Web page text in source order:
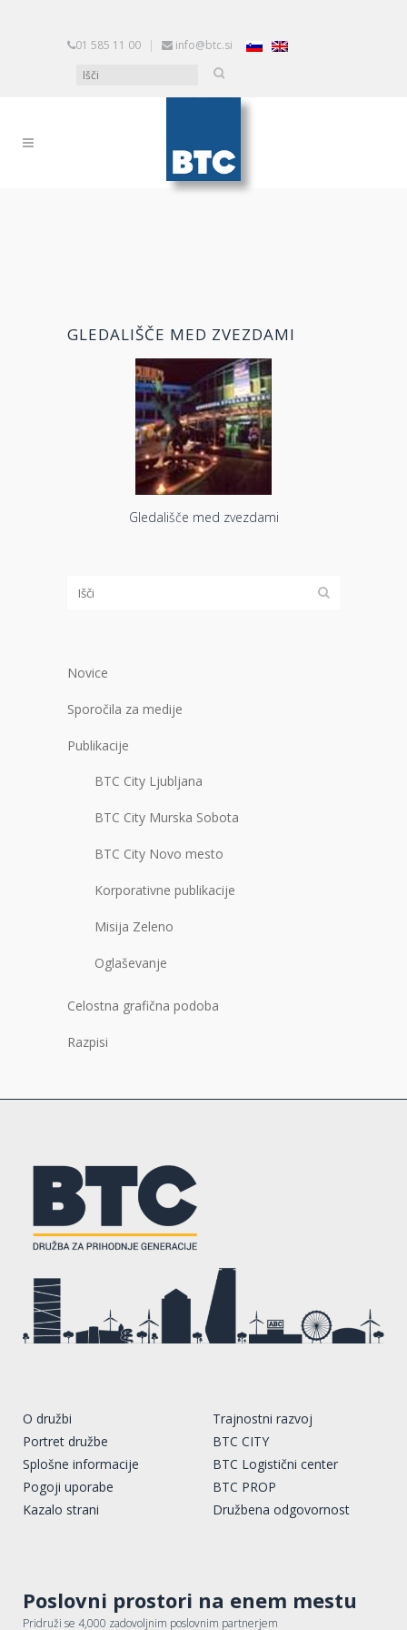
01 585 11 00 | info@btc.si
GLEDALIŠČE MED ZVEZDAMI
Gledališče med zvezdami
Novice
Sporočila za medije
Publikacije
BTC City Ljubljana
BTC City Murska Sobota
BTC City Novo mesto
Korporativne publikacije
Misija Zeleno
Oglaševanje
Celostna grafična podoba
Razpisi
O družbi
Portret družbe
Splošne informacije
Pogoji uporabe
Kazalo strani
Trajnostni razvoj
BTC CITY
BTC Logistični center
BTC PROP
Družbena odgovornost
Poslovni prostori na enem mestu
Pridruži se 4,000 zadovoljnim poslovnim partnerjem